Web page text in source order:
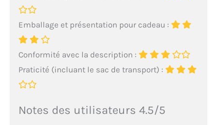
Emballage et présentation pour cadeau :
Conformité avec la description :
Praticité (incluant le sac de transport) :
Notes des utilisateurs 4.5/5